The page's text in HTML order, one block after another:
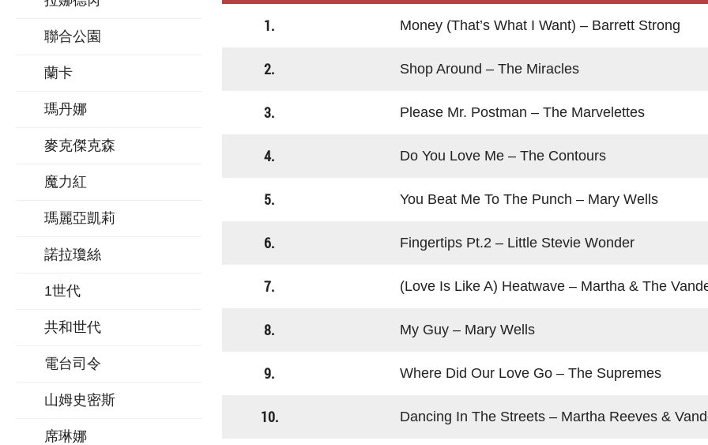
聯合公園
蘭卡
瑪丹娜
麥克傑克森
魔力紅
瑪麗亞凱莉
諾拉瓊絲
1世代
共和世代
電台司令
山姆史密斯
席琳娜
1. Money (That’s What I Want) – Barrett Strong
2. Shop Around – The Miracles
3. Please Mr. Postman – The Marvelettes
4. Do You Love Me – The Contours
5. You Beat Me To The Punch – Mary Wells
6. Fingertips Pt.2 – Little Stevie Wonder
7. (Love Is Like A) Heatwave – Martha & The
8. My Guy – Mary Wells
9. Where Did Our Love Go – The Supremes
10. Dancing In The Streets – Martha Reeves &